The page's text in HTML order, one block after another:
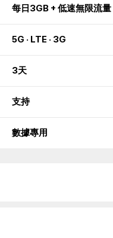
每日3GB + 低速無限流量
5G · LTE · 3G
3天
支持
數據專用